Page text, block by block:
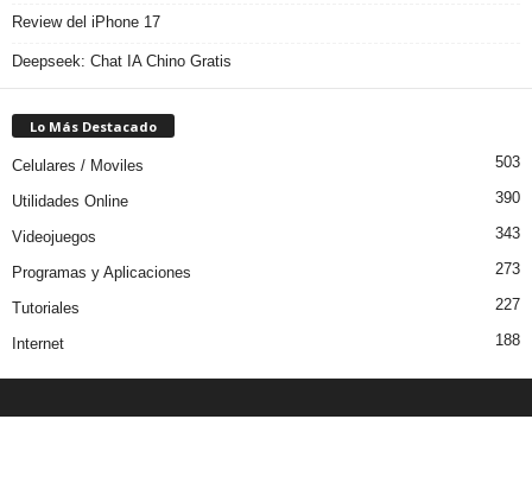
Review del iPhone 17
Deepseek: Chat IA Chino Gratis
Lo Más Destacado
Celulares / Moviles 503
Utilidades Online 390
Videojuegos 343
Programas y Aplicaciones 273
Tutoriales 227
Internet 188